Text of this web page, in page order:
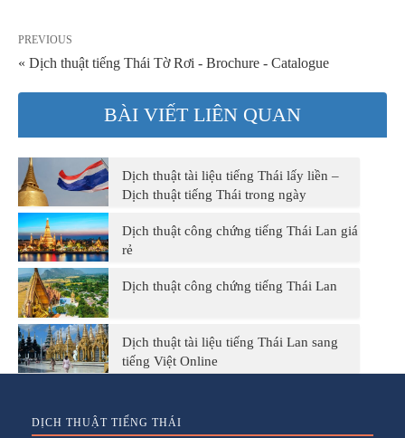
PREVIOUS
« Dịch thuật tiếng Thái Tờ Rơi - Brochure - Catalogue
BÀI VIẾT LIÊN QUAN
Dịch thuật tài liệu tiếng Thái lấy liền –
Dịch thuật tiếng Thái trong ngày
Dịch thuật công chứng tiếng Thái Lan giá
rẻ
Dịch thuật công chứng tiếng Thái Lan
Dịch thuật tài liệu tiếng Thái Lan sang
tiếng Việt Online
DỊCH THUẬT TIẾNG THÁI